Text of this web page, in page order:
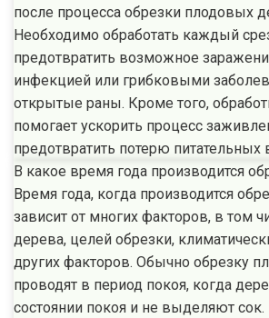
после процесса обрезки плодовых
Необходимо обработать каждый
предотвратить возможное
инфекцией или грибковыми
открытые раны. Кроме того,
помогает ускорить процесс
предотвратить потерю питательных
В какое время года производится
Время года, когда производится
зависит от многих факторов, в том
дерева, целей обрезки,
других факторов. Обычно обрезку
проводят в период покоя, когда
состоянии покоя и не выделяют